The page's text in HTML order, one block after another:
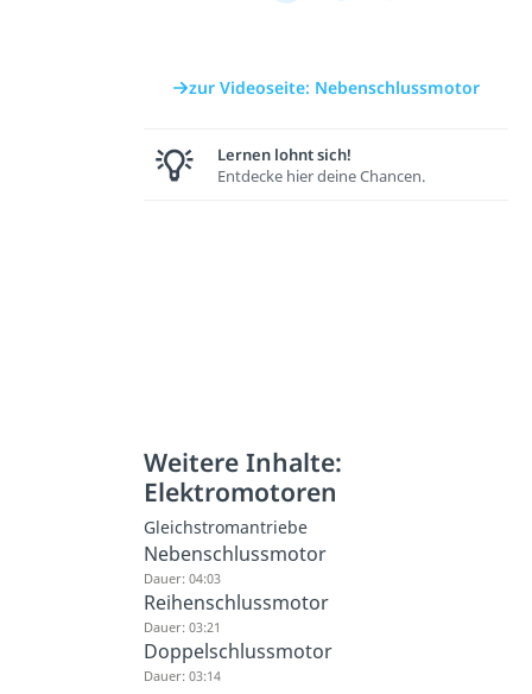
zur Videoseite: Nebenschlussmotor
Lernen lohnt sich!
Entdecke hier deine Chancen.
Weitere Inhalte:
Elektromotoren
Gleichstromantriebe
Nebenschlussmotor
Dauer: 04:03
Reihenschlussmotor
Dauer: 03:21
Doppelschlussmotor
Dauer: 03:14